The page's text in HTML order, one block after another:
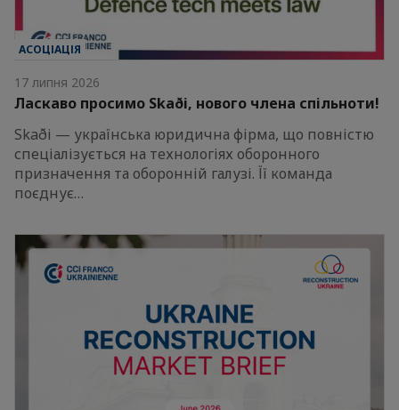
АСОЦІАЦІЯ
17 липня 2026
Ласкаво просимо Skaði, нового члена спільноти!
Skaði — українська юридична фірма, що повністю
спеціалізується на технологіях оборонного
призначення та оборонній галузі. Її команда
поєднує…